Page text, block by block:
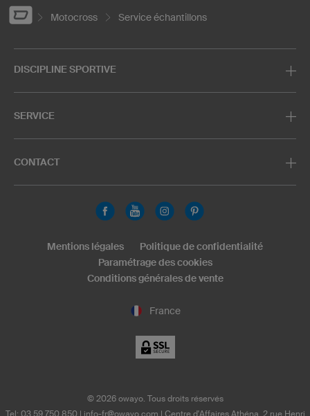
Motocross Service échantillons
DISCIPLINE SPORTIVE
SERVICE
CONTACT
France
Mentions légales
Politique de confidentialité
Paramétrage des cookies
Conditions générales de vente
© 2026owayo. Tous droits réservés
Tel: 03 59 750 850| info-fr@owayo.com | Centre d'Affaires Athéna, 2 rue Henri